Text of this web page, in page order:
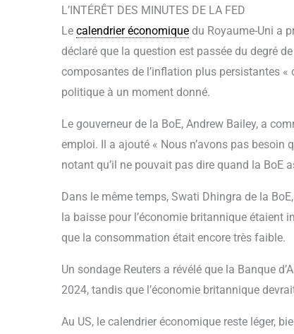
L’INTÉRÊT DES MINUTES DE LA FED
Le calendrier économique du Royaume-Uni a
déclaré que la question est passée du degré
composantes de l’inflation plus persistantes
politique à un moment donné.
Le gouverneur de la BoE, Andrew Bailey, a
emploi. Il a ajouté « Nous n’avons pas besoin
notant qu’il ne pouvait pas dire quand la BoE
Dans le même temps, Swati Dhingra de la
la baisse pour l’économie britannique étaient
que la consommation était encore très faible.
Un sondage Reuters a révélé que la Banque
2024, tandis que l’économie britannique
Au US, le calendrier économique reste léger,